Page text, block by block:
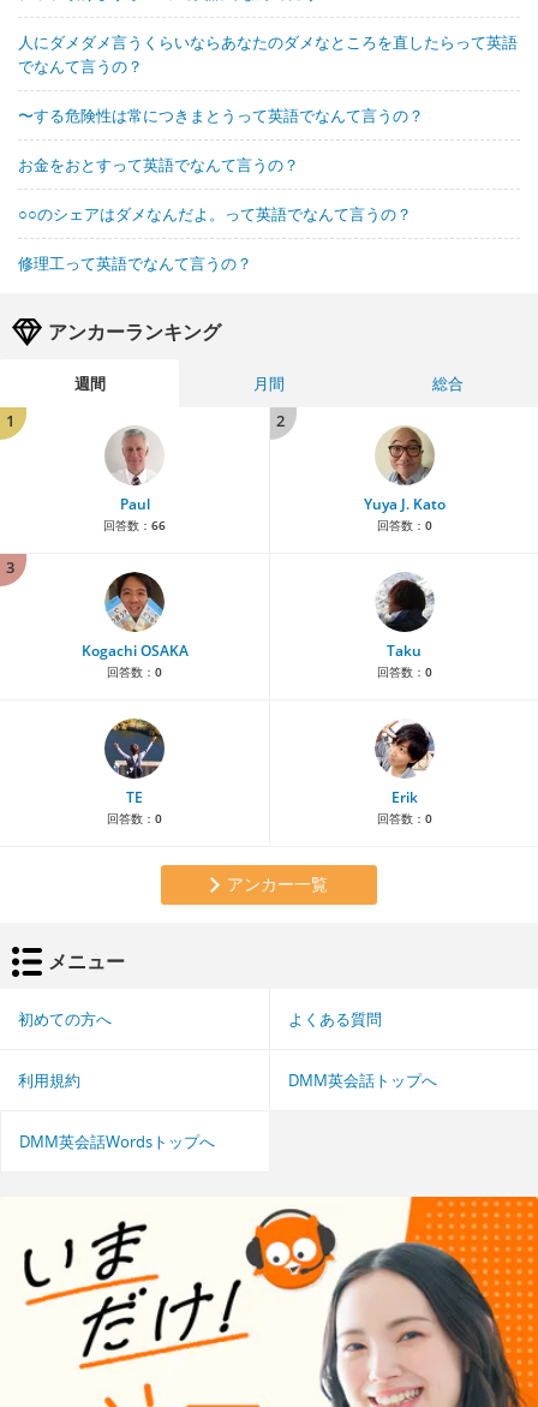
人にダメダメ言うくらいならあなたのダメなところを直したらって英語
でなんて言うの？
〜する危険性は常につきまとうって英語でなんて言うの？
お金をおとすって英語でなんて言うの？
○○のシェアはダメなんだよ。って英語でなんて言うの？
修理工って英語でなんて言うの？
アンカーランキング
週間 月間
総合
1
Paul
回答数： 66
2
Yuya J. Kato
回答数： 0
3
Kogachi OSAKA
回答数： 0
Taku
回答数： 0
TE
回答数： 0
Erik
回答数： 0
アンカー一覧
メニュー
初めての方へ よくある質問
利用規約 DMM英会話トップへ
DMM英会話Wordsトップへ